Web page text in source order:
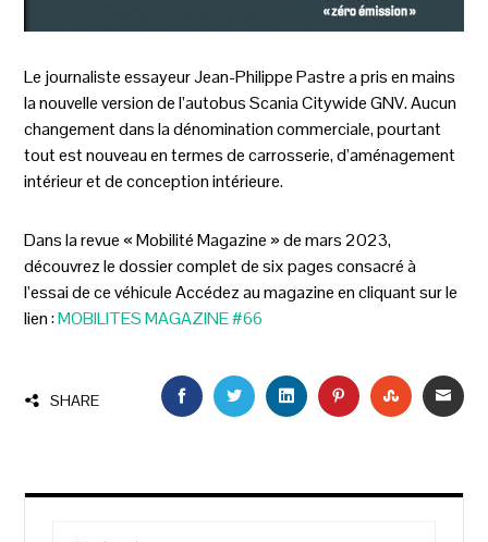
Le journaliste essayeur Jean-Philippe Pastre a pris en mains
la nouvelle version de l’autobus Scania Citywide GNV. Aucun
changement dans la dénomination commerciale, pourtant
tout est nouveau en termes de carrosserie, d’aménagement
intérieur et de conception intérieure.
Dans la revue « Mobilité Magazine » de mars 2023,
découvrez le dossier complet de six pages consacré à
l’essai de ce véhicule Accédez au magazine en cliquant sur le
lien :MOBILITES MAGAZINE #66
SHARE FACEBOOKTWITTERLINKEDINPINTEREST